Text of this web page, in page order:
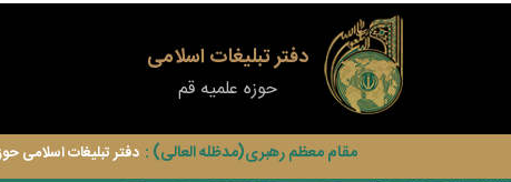
دفتر تبلیغات اسلامی
حوزه علمیه قم
مقام معظم رهبری(مدظله العالی) : دفتر تبلیغات اسلامی